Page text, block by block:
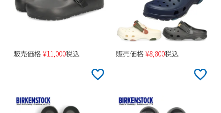
販売価格 ¥11,000税込 販売価格 ¥8,800税込